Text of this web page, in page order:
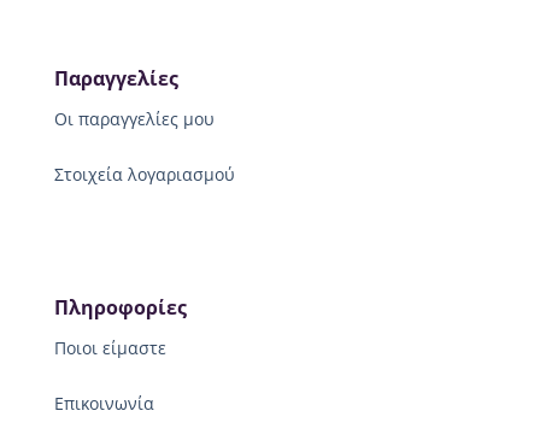
Παραγγελίες
Οι παραγγελίες μου
Στοιχεία λογαριασμού
Πληροφορίες
Ποιοι είμαστε
Επικοινωνία